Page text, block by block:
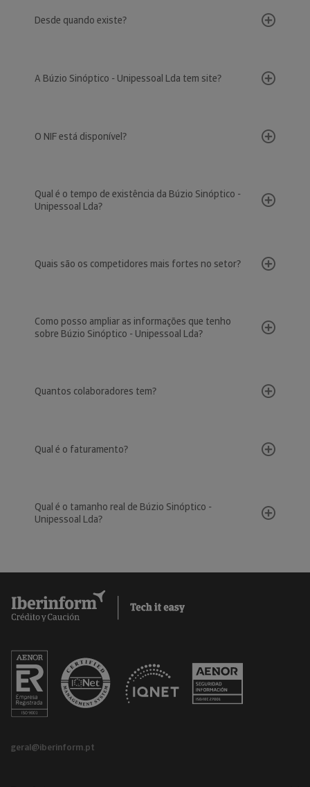
Desde quando existe?
A Búzio Sinóptico - Unipessoal Lda tem site?
O NIF está disponível?
Qual é o tempo de existência da Búzio Sinóptico -
Unipessoal Lda?
Quais são os competidores mais fortes no setor?
Como posso ampliar as informações que tenho
sobre Búzio Sinóptico - Unipessoal Lda?
Quantos colaboradores tem?
Qual é o faturamento?
Qual é o tamanho real de Búzio Sinóptico -
Unipessoal Lda?
geral@iberinform.pt